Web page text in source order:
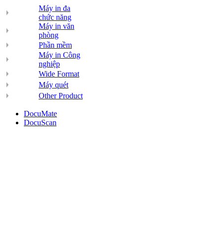
Máy in đa
chức năng
Máy in văn
phòng
Phần mềm
Máy in Công
nghiệp
Wide Format
Máy quét
Other Product
DocuMate
DocuScan